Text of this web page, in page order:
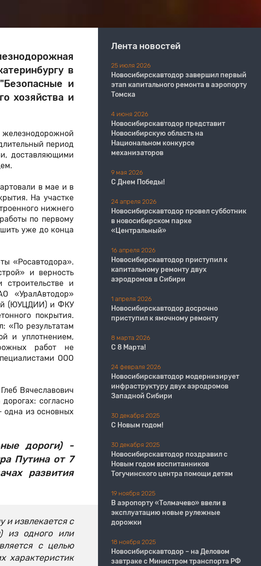
в
и
хозяйства и
железнодорожной
период
доставляющими
в мае и в
На участке
нижнего
по первому
уже до конца
«Росавтодора».
и верность
и
«УралАвтодор»
(ЮУЦДИИ) и ФКУ
покрытия.
«По результатам
и уплотнением,
работ не
ООО
Вячеславович
согласно
одна из основных
дороги) -
Путина от 7
развития
и извлекается с
из одного или
с целью
характеристик
Лента новостей
25 июля 2026
Новосибирскавтодор завершил первый
этап капитального ремонта в аэропорту
Томска
4 июня 2026
Новосибирскавтодор представит
Новосибирскую область на
Национальном конкурсе
механизаторов
9 мая 2026
С Днем Победы!
24 апреля 2026
Новосибирскавтодор провел субботник
в новосибирском парке
«Центральный»
16 апреля 2026
Новосибирскавтодор приступил к
капитальному ремонту двух
аэродромов в Сибири
1 апреля 2026
Новосибирскавтодор досрочно
приступил к ямочному ремонту
8 марта 2026
С 8 Марта!
24 февраля 2026
Новосибирскавтодор модернизирует
инфраструктуру двух аэродромов
Западной Сибири
30 декабря 2025
С Новым годом!
30 декабря 2025
Новосибирскавтодор поздравил с
Новым годом воспитанников
Тогучинского центра помощи детям
19 ноября 2025
В аэропорту «Толмачево» ввели в
эксплуатацию новые рулежные
дорожки
18 ноября 2025
Новосибирскавтодор – на Деловом
завтраке с Министром транспорта РФ